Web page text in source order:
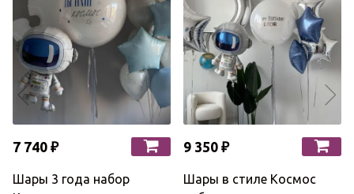
7 740 ₽
Шары 3 года набор
9 350 ₽
Шары в стиле Космос